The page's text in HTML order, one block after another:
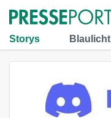
Storys Blaulicht